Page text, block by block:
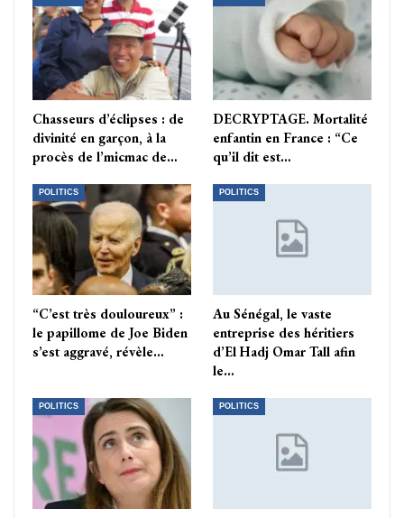
Chasseurs d’éclipses : de
divinité en garçon, à la
procès de l’micmac de…
DECRYPTAGE. Mortalité
enfantin en France : “Ce
qu’il dit est…
POLITICS
“C’est très douloureux” :
le papillome de Joe Biden
s’est aggravé, révèle…
POLITICS
Au Sénégal, le vaste
entreprise des héritiers
d’El Hadj Omar Tall afin
le…
POLITICS POLITICS